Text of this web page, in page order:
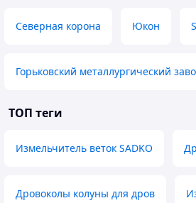
Северная корона Юкон
Горьковский металлургический
ТОП теги
Измельчитель веток SADKO
Дровоколы колуны для дров